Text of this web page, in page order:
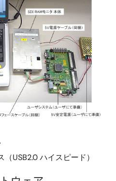
USB2.0 ハイスピード）